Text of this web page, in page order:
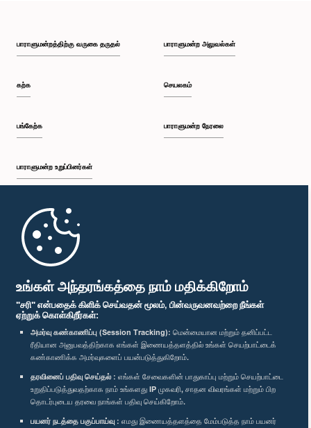
உங்கள் அந்தரங்கத்தை நாம் மதிக்கிறோம்
"சரி" என்பதைக் கிளிக் செய்வதன் மூலம், பின்வருவனவற்றை நீங்கள்
ஏற்றுக் கொள்கிறீர்கள்:
அமர்வு கண்காணிப்பு (Session Tracking): மென்மையான மற்றும் தனிப்பட்ட
ரீதியான அனுபவத்திற்காக எங்கள் இணையத்தளத்தில் உங்கள் செயற்பாட்டைக்
கண்காணிக்க அமர்வுகளைப் பயன்படுத்துகிறோம்.
தரவினைப் பதிவு செய்தல் : எங்கள் சேவைகளின் பாதுகாப்பு மற்றும் செயற்பாட்டை
உறுதிப்படுத்துவதற்காக நாம் உங்களது IP முகவரி, சாதன விவரங்கள் மற்றும் பிற
தொடர்புடைய தரவை நாங்கள் பதிவு செய்கிறோம்.
பயனர் நடத்தை பகுப்பாய்வு : எமது இணையத்தளத்தை மேம்படுத்த நாம் பயனர்
கௌரவ ஈ. சரவணபவன், பா.உ.
உறுப்பினர்
பாராளுமன்றத்திற்கு வருகை தருதல்
கற்க
பங்கேற்க
பாராளுமன்ற உறுப்பினர்கள்
முதற்பக்கம்
பாராளுமன்ற அலுவல்கள்
செயலகம்
பாராளுமன்ற நேரலை
பாராளுமன்ற கையடக்க செயலி
எம்மை பின்தொடர்க :
விருதுகள்